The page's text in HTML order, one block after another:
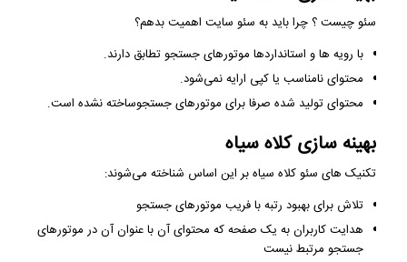
سئو چیست ؟ چرا باید به سئو سایت اهمیت بدهم؟
با رویه ها و استانداردها موتورهای جستجو تطابق دارند.
محتوای نامناسب یا کپی ارایه نمی‌شود.
محتوای تولید شده صرفا برای موتورهای جستجوساخته نشده است.
بهینه سازی کلاه سیاه
تکنیک‌ های سئو کلاه سیاه بر این اساس شناخته می‌شوند:
تلاش برای بهبود رتبه با فریب موتورهای جستجو
هدایت کاربران به یک صفحه که محتوای آن با عنوان آن در موتورهای
جستجو مرتبط نیست